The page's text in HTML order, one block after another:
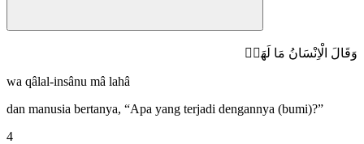
وَقَالَ الْاِنْسَانُ مَا لَهَاۚ
wa qâlal-insânu mâ lahâ
dan manusia bertanya, “Apa yang terjadi dengannya (bumi)?”
4